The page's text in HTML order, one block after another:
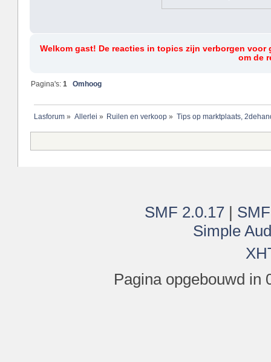
Welkom gast! De reacties in topics zijn verborgen
om de
Pagina's:1 Omhoog
Lasforum» Allerlei » Ruilen en verkoop » Tips op marktplaats,
SMF 2.0.17 |
Simple
Pagina opgebouwd in